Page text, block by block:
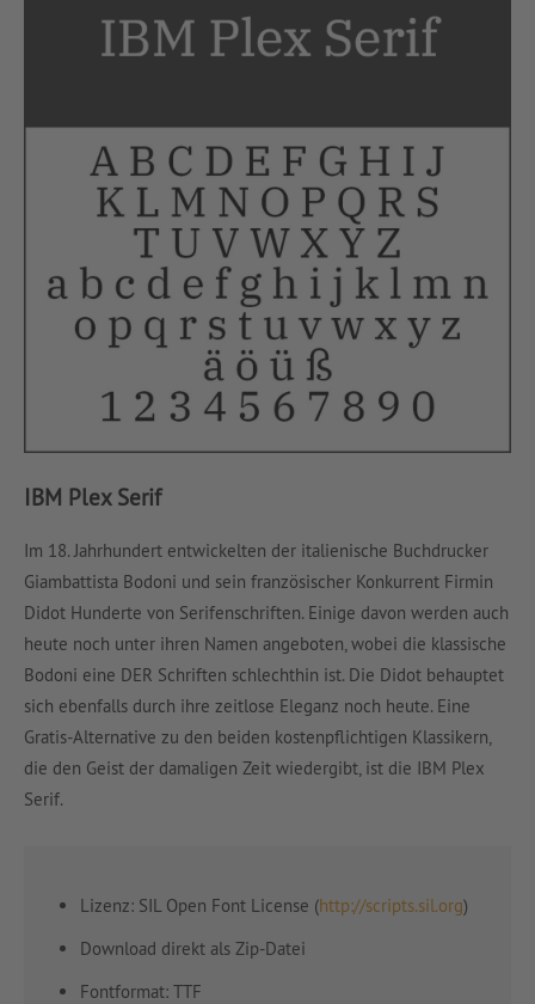
IBM Plex Serif
Im 18. Jahrhundert entwickelten der italienische Buchdrucker
Giambattista Bodoni und sein französischer Konkurrent Firmin
Didot Hunderte von Serifenschriften. Einige davon werden auch
heute noch unter ihren Namen angeboten, wobei die klassische
Bodoni eine DER Schriften schlechthin ist. Die Didot behauptet
sich ebenfalls durch ihre zeitlose Eleganz noch heute. Eine
Gratis-Alternative zu den beiden kostenpflichtigen Klassikern,
die den Geist der damaligen Zeit wiedergibt, ist die IBM Plex
Serif.
Lizenz: SIL Open Font License (http://scripts.sil.org)
Download direkt als Zip-Datei
Fontformat: TTF